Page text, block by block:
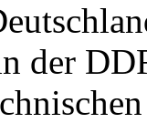
der